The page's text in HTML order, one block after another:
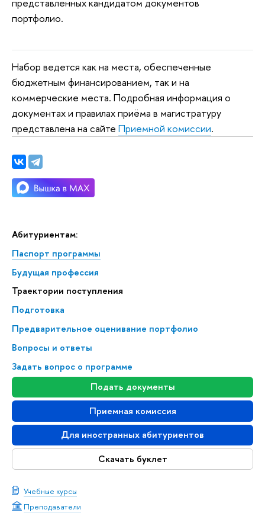
Абитуриентам:
Паспорт программы
Будущая профессия
Траектории поступления
Подготовка
Предварительное оценивание портфолио
Вопросы и ответы
Задать вопрос о программе
Подать документы
Приемная комиссия
Для иностранных абитуриентов
Скачать буклет
Учебные курсы
Преподаватели
представленных кандидатом документов
портфолио.
Набор ведется как на места, обеспеченные
бюджетным финансированием, так и на
коммерческие места. Подробная информация о
документах и правилах приёма в магистратуру
представлена на сайте Приемной комиссии.